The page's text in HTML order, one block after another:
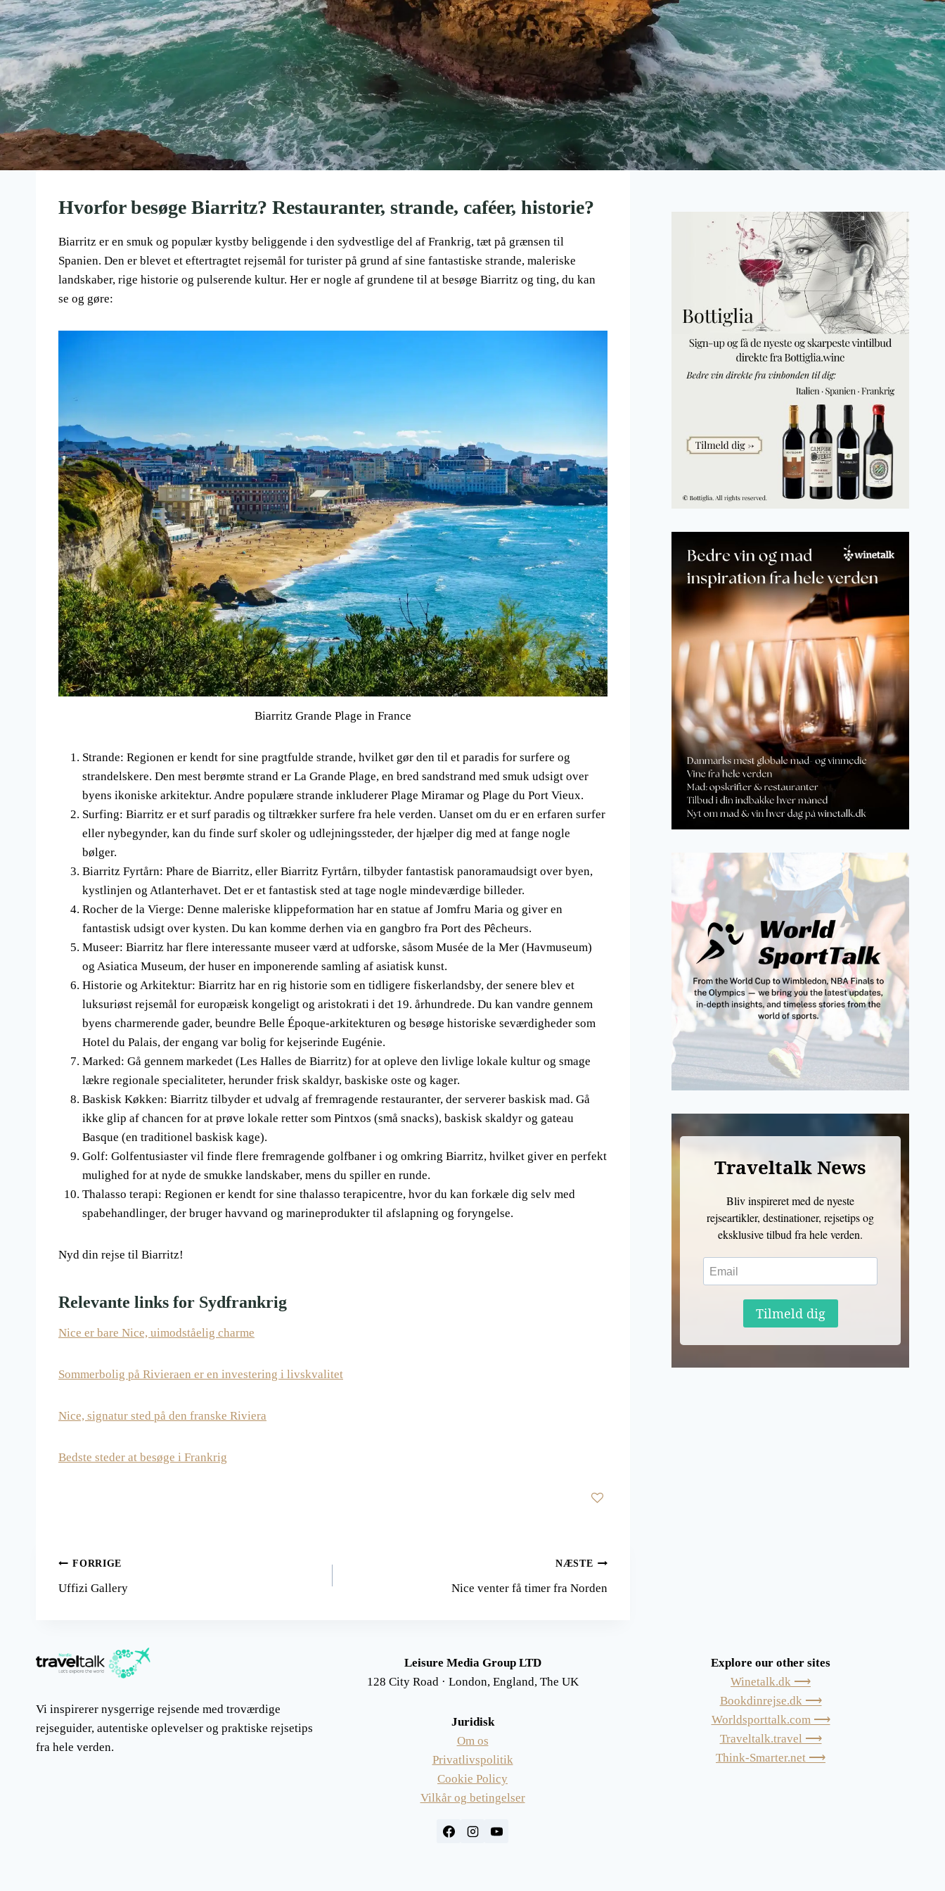
Hvorfor besøge Biarritz? Restauranter, strande, caféer, historie?
Biarritz er en smuk og populær kystby beliggende i den sydvestlige del af Frankrig, tæt på grænsen til
Spanien. Den er blevet et eftertragtet rejsemål for turister på grund af sine fantastiske strande, maleriske
landskaber, rige historie og pulserende kultur. Her er nogle af grundene til at besøge Biarritz og ting, du kan
se og gøre:
Biarritz Grande Plage in France
Strande: Regionen er kendt for sine pragtfulde strande, hvilket gør den til et paradis for surfere og
strandelskere. Den mest berømte strand er La Grande Plage, en bred sandstrand med smuk udsigt over
byens ikoniske arkitektur. Andre populære strande inkluderer Plage Miramar og Plage du Port Vieux.
Surfing: Biarritz er et surf paradis og tiltrækker surfere fra hele verden. Uanset om du er en erfaren surfer
eller nybegynder, kan du finde surf skoler og udlejningssteder, der hjælper dig med at fange nogle
bølger.
Biarritz Fyrtårn: Phare de Biarritz, eller Biarritz Fyrtårn, tilbyder fantastisk panoramaudsigt over byen,
kystlinjen og Atlanterhavet. Det er et fantastisk sted at tage nogle mindeværdige billeder.
Rocher de la Vierge: Denne maleriske klippeformation har en statue af Jomfru Maria og giver en
fantastisk udsigt over kysten. Du kan komme derhen via en gangbro fra Port des Pêcheurs.
Museer: Biarritz har flere interessante museer værd at udforske, såsom Musée de la Mer (Havmuseum)
og Asiatica Museum, der huser en imponerende samling af asiatisk kunst.
Historie og Arkitektur: Biarritz har en rig historie som en tidligere fiskerlandsby, der senere blev et
luksuriøst rejsemål for europæisk kongeligt og aristokrati i det 19. århundrede. Du kan vandre gennem
byens charmerende gader, beundre Belle Époque-arkitekturen og besøge historiske seværdigheder som
Hotel du Palais, der engang var bolig for kejserinde Eugénie.
Marked: Gå gennem markedet (Les Halles de Biarritz) for at opleve den livlige lokale kultur og smage
lækre regionale specialiteter, herunder frisk skaldyr, baskiske oste og kager.
Baskisk Køkken: Biarritz tilbyder et udvalg af fremragende restauranter, der serverer baskisk mad. Gå
ikke glip af chancen for at prøve lokale retter som Pintxos (små snacks), baskisk skaldyr og gateau
Basque (en traditionel baskisk kage).
Golf: Golfentusiaster vil finde flere fremragende golfbaner i og omkring Biarritz, hvilket giver en perfekt
mulighed for at nyde de smukke landskaber, mens du spiller en runde.
Thalasso terapi: Regionen er kendt for sine thalasso terapicentre, hvor du kan forkæle dig selv med
spabehandlinger, der bruger havvand og marineprodukter til afslapning og foryngelse.
Nyd din rejse til Biarritz!
Relevante links for Sydfrankrig
Nice er bare Nice, uimodståelig charme
Sommerbolig på Rivieraen er en investering i livskvalitet
Nice, signatur sted på den franske Riviera
Bedste steder at besøge i Frankrig
Indlægsnavigation
FORRIGE
Uffizi Gallery
NÆSTE
Nice venter få timer fra Norden
Traveltalk News
Bliv inspireret med de nyeste
rejseartikler, destinationer, rejsetips og
eksklusive tilbud fra hele verden.
Tilmeld dig
Vi inspirerer nysgerrige rejsende med troværdige
rejseguider, autentiske oplevelser og praktiske rejsetips
fra hele verden.
Leisure Media Group LTD
128 City Road · London, England, The UK
Juridisk
Om os
Privatlivspolitik
Cookie Policy
Vilkår og betingelser
Explore our other sites
Winetalk.dk ⟶
Bookdinrejse.dk ⟶
Worldsporttalk.com ⟶
Traveltalk.travel ⟶
Think-Smarter.net ⟶